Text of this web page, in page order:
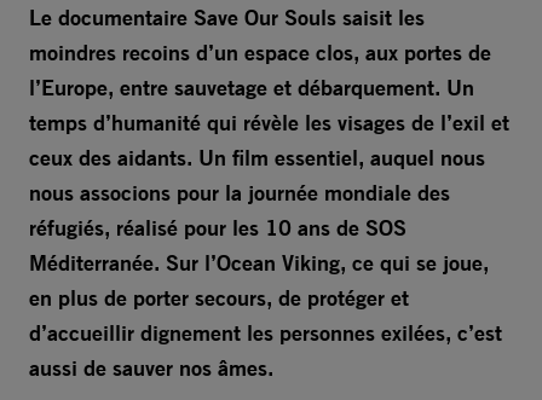
Le documentaire Save Our Souls saisit les
moindres recoins d’un espace clos, aux portes de
l’Europe, entre sauvetage et débarquement. Un
temps d’humanité qui révèle les visages de l’exil et
ceux des aidants. Un film essentiel, auquel nous
nous associons pour la journée mondiale des
réfugiés, réalisé pour les 10 ans de SOS
Méditerranée. Sur l’Ocean Viking, ce qui se joue,
en plus de porter secours, de protéger et
d’accueillir dignement les personnes exilées, c’est
aussi de sauver nos âmes.